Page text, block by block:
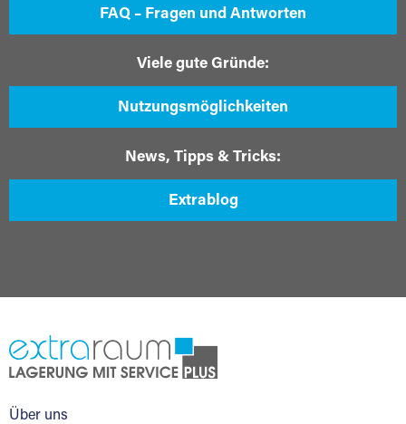
FAQ – Fragen und Antworten
Viele gute Gründe:
Nutzungsmöglichkeiten
News, Tipps & Tricks:
Extrablog
Über uns